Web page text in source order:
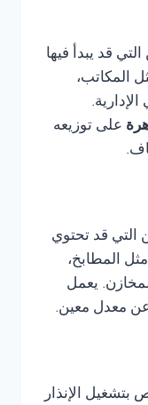
قد يبدأ فيها
المكاتب،
على توزيعه
التي قد تحتوي
المطابخ،
يعمل
عن معدل معين.
الإنذار